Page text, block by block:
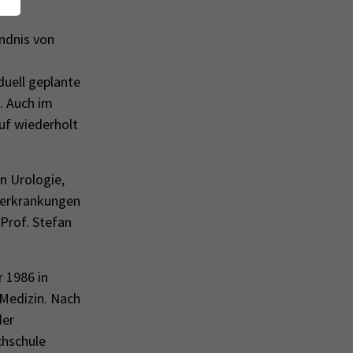
von
geplante
Auch im
wiederholt
Urologie,
Stefan
1986 in
Nach